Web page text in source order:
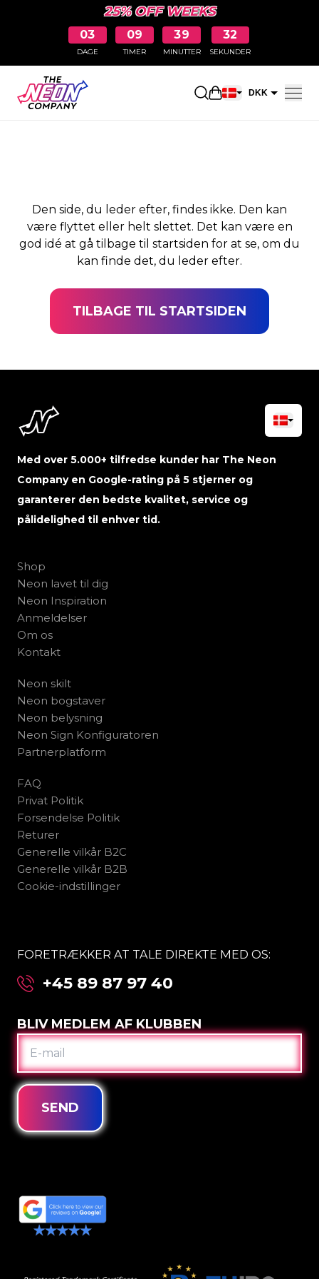
25% OFF WEEKS
03
DAGE
09
TIMER
39
MINUTTER
31
SEKUNDER
Åbn DKK
SIDEN BLEV IKKE
Den side, du leder efter, findes ikke. Den kan
være flyttet eller helt slettet. Det kan være en
god idé at gå tilbage til startsiden for at se, om du
kan finde det, du leder efter.
TILBAGE TIL STARTSIDEN
Med over 5.000+ tilfredse kunder har The Neon
Company en Google-rating på 5 stjerner og
garanterer den bedste kvalitet, service og
pålidelighed til enhver tid.
Shop
Neon lavet til dig
Neon Inspiration
Anmeldelser
Om os
Kontakt
Neon skilt
Neon bogstaver
Neon belysning
Neon Sign Konfiguratoren
Partnerplatform
FAQ
Privat Politik
Forsendelse Politik
Returer
Generelle vilkår B2C
Generelle vilkår B2B
Cookie-indstillinger
FORETRÆKKER AT TALE DIREKTE MED OS:
+45 89 87 97 40
BLIV MEDLEM AF KLUBBEN
E-
MAIL
SEND